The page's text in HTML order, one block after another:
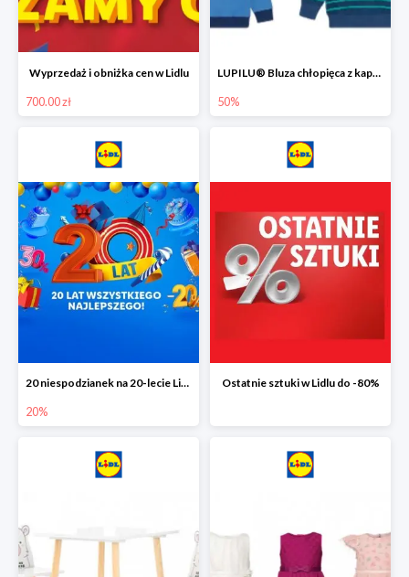
Wyprzedaż i obniżka cen w Lidlu
700.00 zł
LUPILU® Bluza chłopięca z kapturem
50%
20 niespodzianek na 20-lecie Lidla do -20%
20%
Ostatnie sztuki w Lidlu do -80%